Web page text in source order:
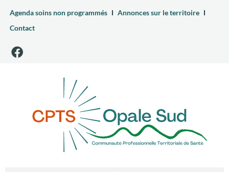
Agenda soins non programmés
Annonces sur le territoire
Contact